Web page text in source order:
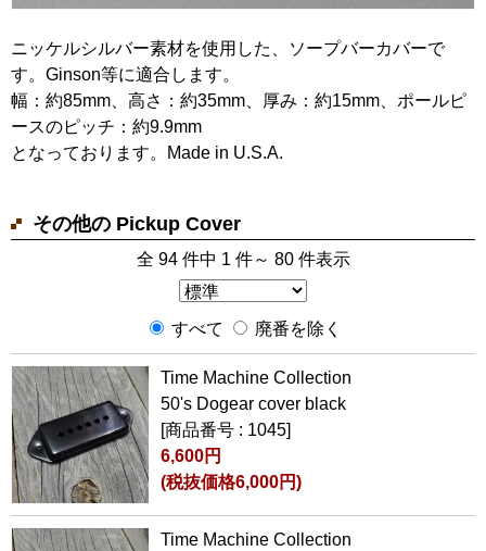
ニッケルシルバー素材を使用した、ソープバーカバーで
す。Ginson等に適合します。
幅：約85mm、高さ：約35mm、厚み：約15mm、ポールピ
ースのピッチ：約9.9mm
となっております。Made in U.S.A.
その他の Pickup Cover
全 94 件中 1 件～ 80 件表示
すべて 廃番を除く
Time Machine Collection
50's Dogear cover black
[商品番号 : 1045]
6,600円
(税抜価格6,000円)
Time Machine Collection